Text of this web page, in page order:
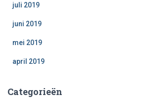
juli 2019
juni 2019
mei 2019
april 2019
Categorieën